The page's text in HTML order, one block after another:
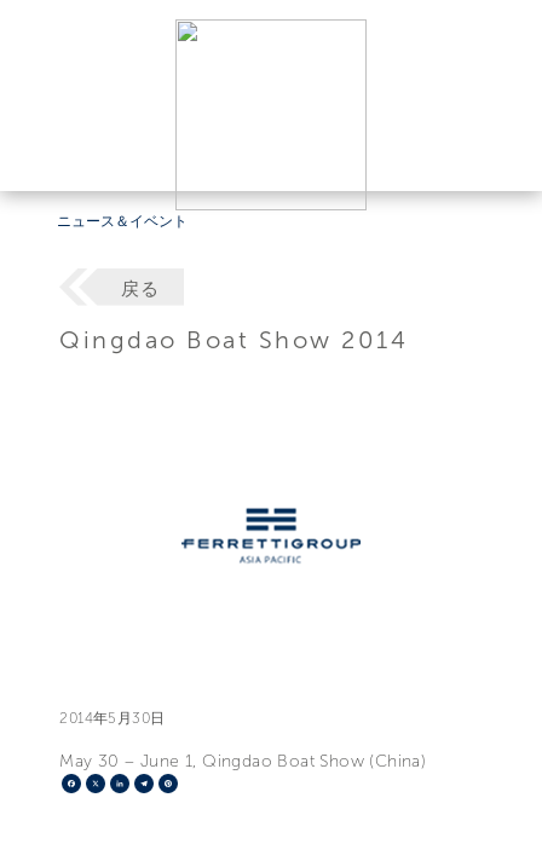
ニュース＆イベント
戻る
Qingdao Boat Show 2014
2014年5月30日
May 30 – June 1, Qingdao Boat Show (China)
Facebook
X LinkedIn
Telegram